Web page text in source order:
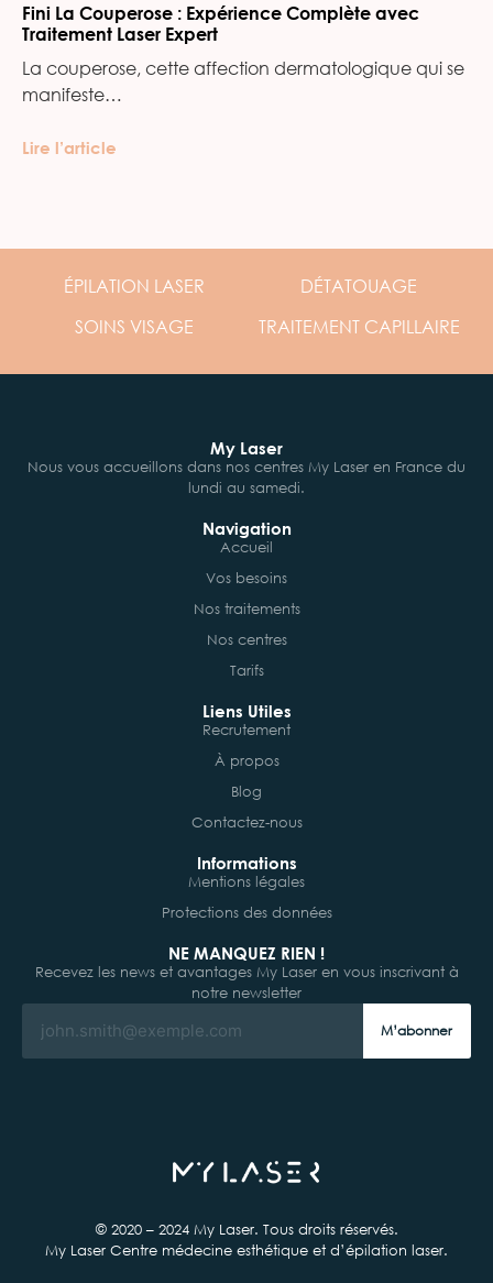
Fini La Couperose : Expérience Complète avec
Traitement Laser Expert
La couperose, cette affection dermatologique qui se
manifeste…
Lire l’article
ÉPILATION LASER
DÉTATOUAGE
SOINS VISAGE TRAITEMENT CAPILLAIRE
My Laser
Nous vous accueillons dans nos centres My Laser en France du
lundi au samedi.
Navigation
Accueil
Vos besoins
Nos traitements
Nos centres
Tarifs
Liens Utiles
Recrutement
À propos
Blog
Contactez-nous
Informations
Mentions légales
Protections des données
NE MANQUEZ RIEN !
Recevez les news et avantages My Laser en vous inscrivant à
notre newsletter
M’abonner
© 2020 – 2024 My Laser. Tous droits réservés.
My Laser Centre médecine esthétique et d’épilation laser.